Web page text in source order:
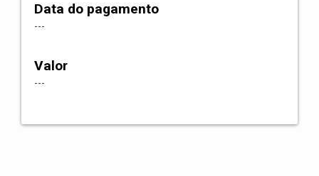
Data do pagamento
---
Valor
---